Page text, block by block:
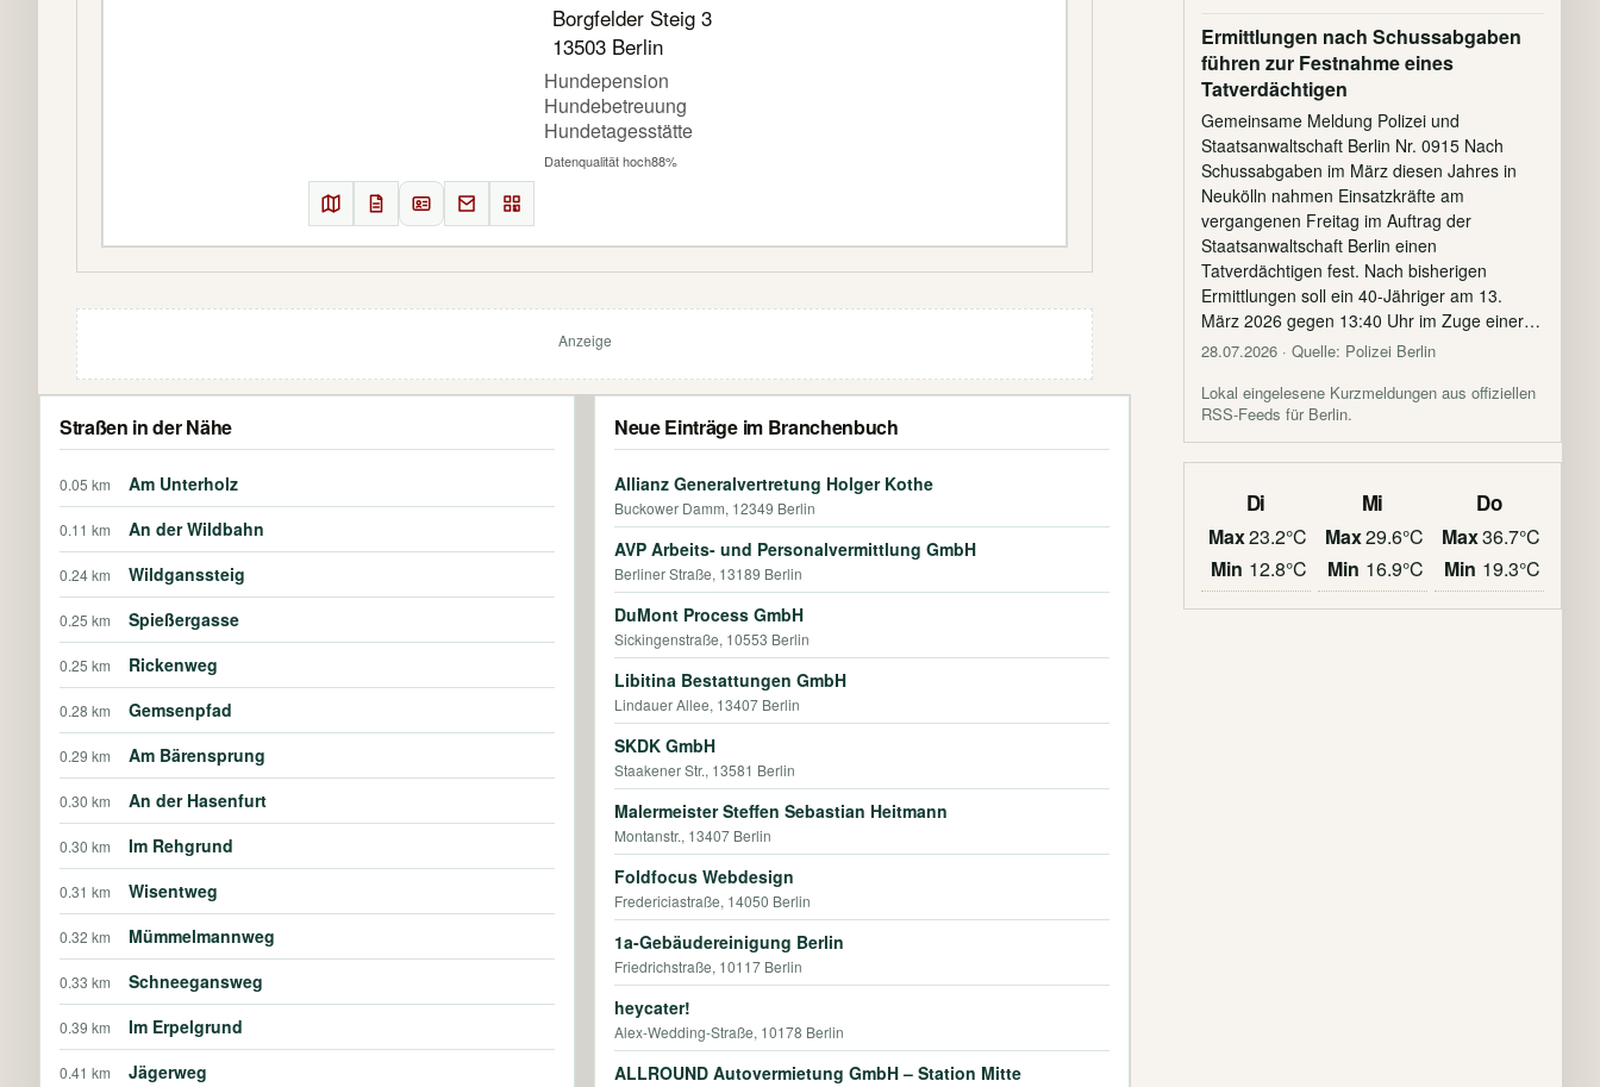
Ermittlungen nach Schussabgaben
führen zur Festnahme eines
Tatverdächtigen
Gemeinsame Meldung Polizei und
Staatsanwaltschaft Berlin Nr. 0915 Nach
Schussabgaben im März diesen Jahres in
Neukölln nahmen Einsatzkräfte am
vergangenen Freitag im Auftrag der
Staatsanwaltschaft Berlin einen
Tatverdächtigen fest. Nach bisherigen
Ermittlungen soll ein 40-Jähriger am 13.
März 2026 gegen 13:40 Uhr im Zuge einer…
28.07.2026 · Quelle: Polizei Berlin
Lokal eingelesene Kurzmeldungen aus offiziellen
RSS-Feeds für Berlin.
Di
Max23.2°C
Min 12.8°C
Mi
Max29.6°C
Min 16.9°C
Do
Max36.7°C
Min 19.3°C
Borgfelder Steig 3
13503 Berlin
Hundepension
Hundebetreuung
Hundetagesstätte
Datenqualität hoch88%
Anzeige
Straßen in der Nähe
0.05 km Am Unterholz
0.11 km An der Wildbahn
0.24 km Wildganssteig
0.25 km Spießergasse
0.25 km Rickenweg
0.28 km Gemsenpfad
0.29 km Am Bärensprung
0.30 km An der Hasenfurt
0.30 km Im Rehgrund
0.31 km Wisentweg
0.32 km Mümmelmannweg
0.33 km Schneegansweg
0.39 km Im Erpelgrund
0.41 km Jägerweg
Neue Einträge im Branchenbuch
Allianz Generalvertretung Holger Kothe
Buckower Damm, 12349 Berlin
AVP Arbeits- und Personalvermittlung GmbH
Berliner Straße, 13189 Berlin
DuMont Process GmbH
Sickingenstraße, 10553 Berlin
Libitina Bestattungen GmbH
Lindauer Allee, 13407 Berlin
SKDK GmbH
Staakener Str., 13581 Berlin
Malermeister Steffen Sebastian Heitmann
Montanstr., 13407 Berlin
Foldfocus Webdesign
Fredericiastraße, 14050 Berlin
1a-Gebäudereinigung Berlin
Friedrichstraße, 10117 Berlin
heycater!
Alex-Wedding-Straße, 10178 Berlin
ALLROUND Autovermietung GmbH – Station Mitte